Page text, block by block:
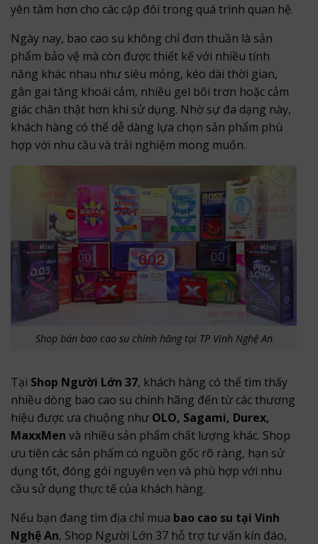
yên tâm hơn cho các cặp đôi trong quá trình quan hệ.
Ngày nay, bao cao su không chỉ đơn thuần là sản
phẩm bảo vệ mà còn được thiết kế với nhiều tính
năng khác nhau như siêu mỏng, kéo dài thời gian,
gân gai tăng khoái cảm, nhiều gel bôi trơn hoặc cảm
giác chân thật hơn khi sử dụng. Nhờ sự đa dạng này,
khách hàng có thể dễ dàng lựa chọn sản phẩm phù
hợp với nhu cầu và trải nghiệm mong muốn.
Shop bán bao cao su chính hãng tại TP Vinh Nghệ An
Tại Shop Người Lớn 37, khách hàng có thể tìm thấy
nhiều dòng bao cao su chính hãng đến từ các thương
hiệu được ưa chuộng như OLO, Sagami, Durex,
MaxxMen và nhiều sản phẩm chất lượng khác. Shop
ưu tiên các sản phẩm có nguồn gốc rõ ràng, hạn sử
dụng tốt, đóng gói nguyên vẹn và phù hợp với nhu
cầu sử dụng thực tế của khách hàng.
Nếu bạn đang tìm địa chỉ mua bao cao su tại Vinh
Nghệ An, Shop Người Lớn 37 hỗ trợ tư vấn kín đáo,